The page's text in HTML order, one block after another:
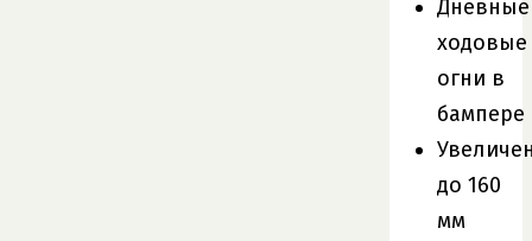
Дневные
ходовые
огни в
бампере
до 160
мм